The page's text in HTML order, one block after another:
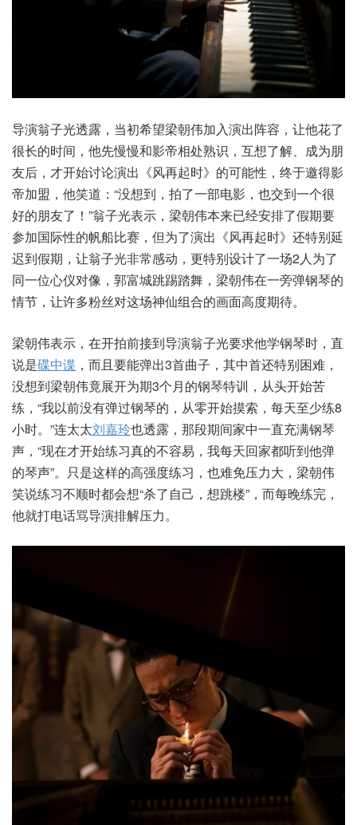
导演翁子光透露，当初希望梁朝伟加入演出阵容，让他花了
很长的时间，他先慢慢和影帝相处熟识，互想了解、成为朋
友后，才开始讨论演出《风再起时》的可能性，终于邀得影
帝加盟，他笑道：“没想到，拍了一部电影，也交到一个很
好的朋友了！”翁子光表示，梁朝伟本来已经安排了假期要
参加国际性的帆船比赛，但为了演出《风再起时》还特别延
迟到假期，让翁子光非常感动，更特别设计了一场2人为了
同一位心仪对像，郭富城跳踢踏舞，梁朝伟在一旁弹钢琴的
情节，让许多粉丝对这场神仙组合的画面高度期待。
梁朝伟表示，在开拍前接到导演翁子光要求他学钢琴时，直
说是碟中谍 ，而且要能弹出3首曲子，其中首还特别困难，
没想到梁朝伟竟展开为期3个月的钢琴特训，从头开始苦
练，“我以前没有弹过钢琴的，从零开始摸索，每天至少练8
小时。”连太太刘嘉玲也透露，那段期间家中一直充满钢琴
声，“现在才开始练习真的不容易，我每天回家都听到他弹
的琴声”。只是这样的高强度练习，也难免压力大，梁朝伟
笑说练习不顺时都会想“杀了自己，想跳楼”，而每晚练完，
他就打电话骂导演排解压力。